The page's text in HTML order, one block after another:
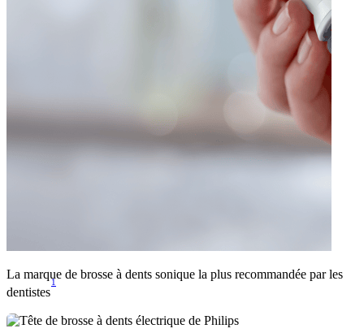
La marque de brosse à dents sonique la plus recommandée par les
dentistes
1